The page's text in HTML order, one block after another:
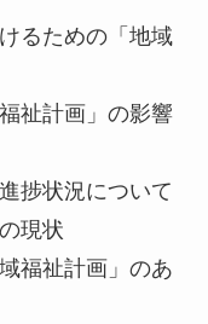
るための「地域
祉計画」の影響
捗状況について
現状
福祉計画」のあ